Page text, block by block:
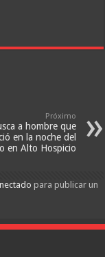
Próximo
a hombre que
en la noche del
en Alto Hospicio
para publicar un